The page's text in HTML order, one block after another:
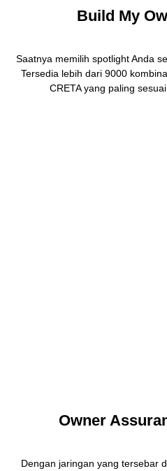
Build My
Saatnya memilih spotlight Anda
Tersedia lebih dari 9000
CRETA yang paling
Owner
Dengan jaringan yang tersebar